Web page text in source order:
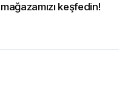
keşfedin!